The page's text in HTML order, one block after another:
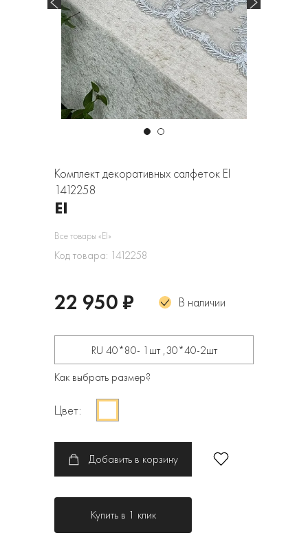
Комплект декоративных салфеток EI
1412258
EI
Все товары «EI»
Код товара: 1412258
22 950 ₽ В наличии
RU 40*80- 1шт ,30*40-2шт
Как выбрать размер?
Цвет:
Добавить в корзину
Купить в 1 клик